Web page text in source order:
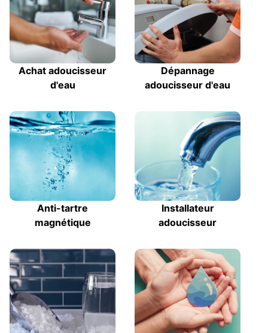
Achat adoucisseur
d'eau
Dépannage
adoucisseur d'eau
Anti-tartre
magnétique
Installateur
adoucisseur